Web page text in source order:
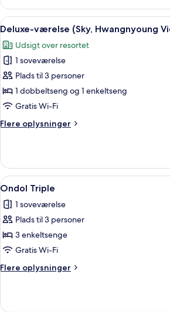
værelse
med
2
(Hwnagnyoung
View)
Indlæs
alle
billeder
af
Deluxe-
værelse
(Sky,
View)
Et
3
Deluxe-værelse (Sky, Hwangnyoung
Udsigt over resortet
1 soveværelse
Plads til 3 personer
1 dobbeltseng og 1 enkeltseng
Gratis Wi-Fi
Flere oplysninger
Flere
værelse
(Sky,
Hwangnyoung
Indlæs
alle
billeder
af
Ondol
Triple
Et
1
Ondol Triple
1 soveværelse
Plads til 3 personer
3 enkeltsenge
Gratis Wi-Fi
Flere oplysninger
Flere
Triple